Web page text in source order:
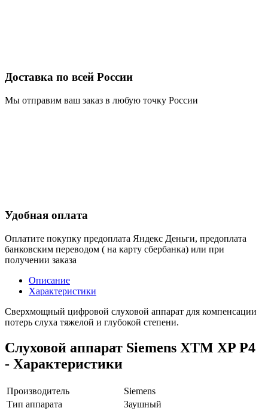
Доставка по всей России
Мы отправим ваш заказ в любую точку России
Удобная оплата
Оплатите покупку предоплата Яндекс Деньги, предоплата
банковским переводом ( на карту сбербанка) или при
получении заказа
Описание
Характеристики
Сверхмощный цифровой слуховой аппарат для компенсации
потерь слуха тяжелой и глубокой степени.
Слуховой аппарат Siemens XTM XP P4
- Характеристики
Производитель
Siemens
Тип аппарата
Заушный